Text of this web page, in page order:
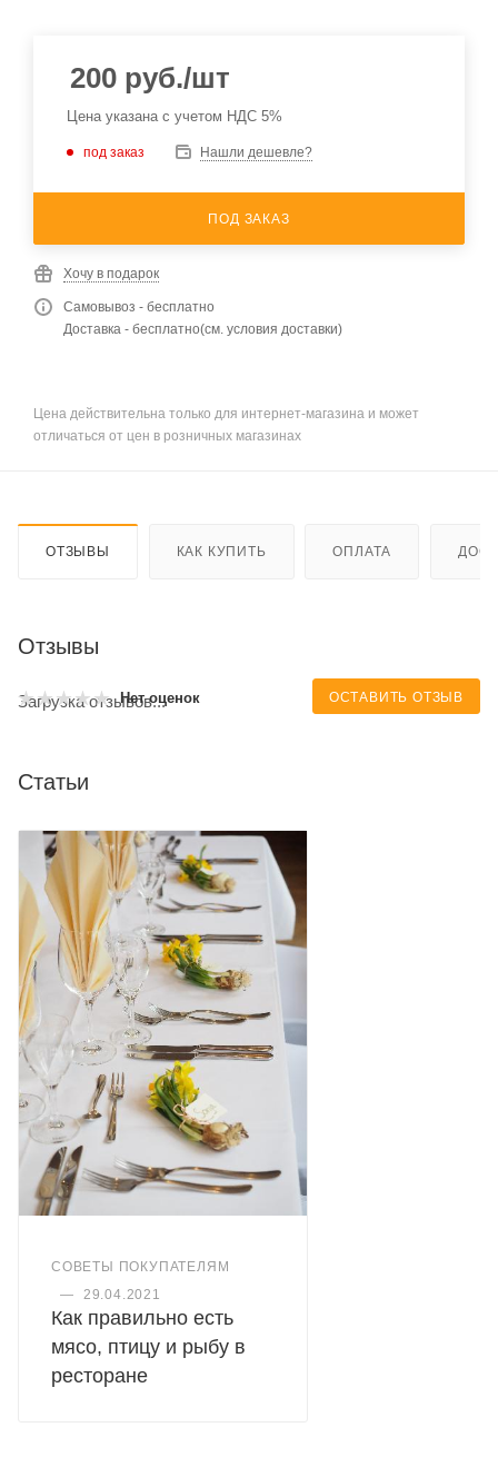
200 руб./шт
Цена указана с учетом НДС 5%
под заказ Нашли дешевле?
ПОД ЗАКАЗ
Хочу в подарок
Самовывоз - бесплатно
Доставка - бесплатно(см. условия доставки)
Цена действительна только для интернет-магазина и может
отличаться от цен в розничных магазинах
ОТЗЫВЫ КАК КУПИТЬ ОПЛАТА
Отзывы
Нет оценок ОСТАВИТЬ ОТЗЫВ
Загрузка отзывов...
Статьи
СОВЕТЫ ПОКУПАТЕЛЯМ
—
29.04.2021
Как правильно есть
мясо, птицу и рыбу в
ресторане